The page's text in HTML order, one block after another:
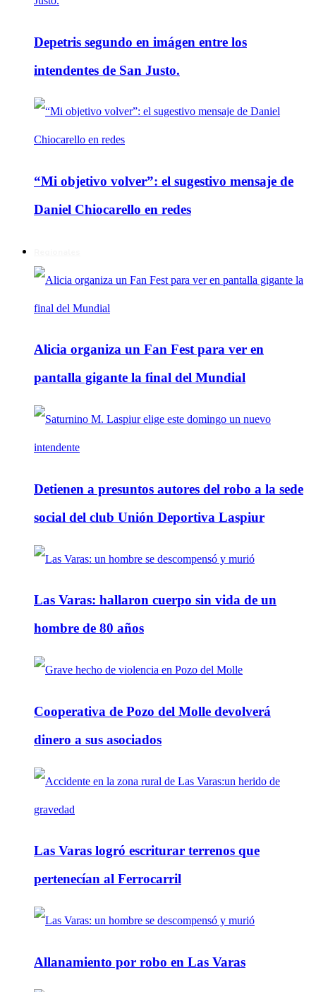
Depetris segundo en imágen entre los
intendentes de San Justo.
“Mi objetivo volver”: el sugestivo mensaje de
Daniel Chiocarello en redes
Alicia organiza un Fan Fest para ver en
pantalla gigante la final del Mundial
Detienen a presuntos autores del robo a la sede
social del club Unión Deportiva Laspiur
Las Varas: hallaron cuerpo sin vida de un
hombre de 80 años
Cooperativa de Pozo del Molle devolverá
dinero a sus asociados
Las Varas logró escriturar terrenos que
pertenecían al Ferrocarril
Allanamiento por robo en Las Varas